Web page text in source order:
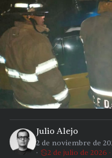
Julio Alejo
2 de noviembre de
2 de julio de 2026